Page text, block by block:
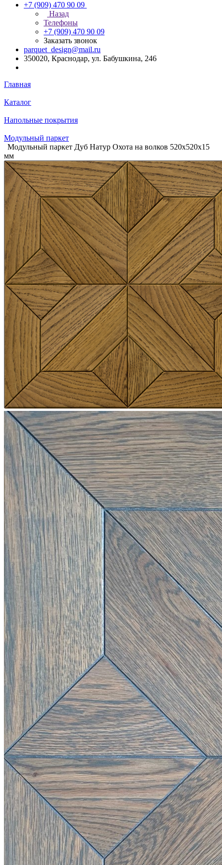
+7 (909) 470 90 09
Назад
Телефоны
+7 (909) 470 90 09
Заказать звонок
parquet_design@mail.ru
350020, Краснодар, ул. Бабушкина, 246
Главная
Каталог
Напольные покрытия
Модульный паркет
Модульный паркет Дуб Натур Охота на волков 520х520х15
мм